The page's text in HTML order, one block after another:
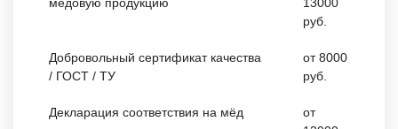
медовую продукцию
13000
руб.
Добровольный сертификат качества
/ ГОСТ / ТУ
от 8000
руб.
Декларация соответствия на мёд
от